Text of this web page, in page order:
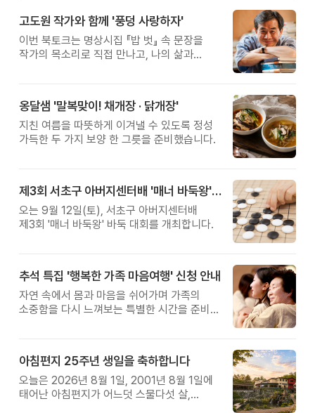
고도원 작가와 함께 '풍덩 사랑하자'
이번 북토크는 명상시집 『밥 벗』 속 문장을
작가의 목소리로 직접 만나고, 나의 삶과
옹달샘 '말복맞이! 채개장 · 닭개장'
지친 여름을 따뜻하게 이겨낼 수 있도록 정성
가득한 두 가지 보양 한 그릇을 준비했습니다.
제3회 서초구 아버지센터배 '매너 바둑왕' 대회
오는 9월 12일(토), 서초구 아버지센터배
제3회 '매너 바둑왕' 바둑 대회를 개최합니다.
추석 특집 '행복한 가족 마음여행' 신청 안내
자연 속에서 몸과 마음을 쉬어가며 가족의
소중함을 다시 느껴보는 특별한 시간을 준비해
아침편지 25주년 생일을 축하합니다
오늘은 2026년 8월 1일, 2001년 8월 1일에
태어난 아침편지가 어느덧 스물다섯 살,